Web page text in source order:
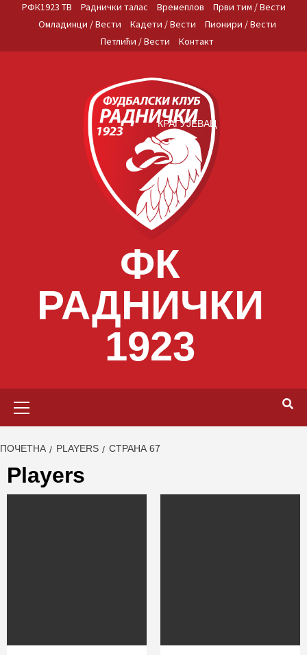
РФК1923 ТВ Раднички талас Времеплов
Први тим / Вести
Омладинци / Вести
Кадети / Вести
Пионири / Вести
Петлићи / Вести
Контакт
ФК
РАДНИЧКИ
1923
КРАГУЈЕВАЦ
ПОЧЕТНА PLAYERS СТРАНА 67
Players